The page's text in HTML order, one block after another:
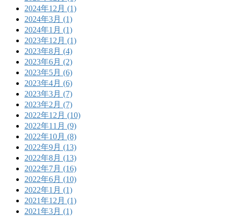
2024年12月 (1)
2024年3月 (1)
2024年1月 (1)
2023年12月 (1)
2023年8月 (4)
2023年6月 (2)
2023年5月 (6)
2023年4月 (6)
2023年3月 (7)
2023年2月 (7)
2022年12月 (10)
2022年11月 (9)
2022年10月 (8)
2022年9月 (13)
2022年8月 (13)
2022年7月 (16)
2022年6月 (10)
2022年1月 (1)
2021年12月 (1)
2021年3月 (1)